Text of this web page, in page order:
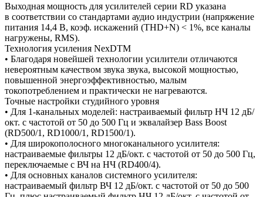
Выходная мощность для усилителей серии RD указана
в соответствии со стандартами аудио индустрии (напряжение
питания 14,4 В, коэф. искажений (THD+N) < 1%, все каналы
нагружены, RMS).
Технология усиления NexDTM
• Благодаря новейшей технологии усилители отличаются
невероятным качеством звука звука, высокой мощностью,
повышенной энергоэффективностью, малым
токопотреблением и практически не нагреваются.
Точные настройки студийного уровня
• Для 1-канальных моделей: настраиваемый фильтр НЧ 12 дБ/
окт. с частотой от 50 до 500 Гц и эквалайзер Bass Boost
(RD500/1, RD1000/1, RD1500/1).
• Для широкополосного многоканального усилителя:
настраиваемые фильтры 12 дБ/окт. с частотой от 50 до 500 Гц,
переключаемые с ВЧ на НЧ (RD400/4).
• Для основных каналов системного усилителя:
настраиваемый фильтр ВЧ 12 дБ/окт. с частотой от 50 до 500